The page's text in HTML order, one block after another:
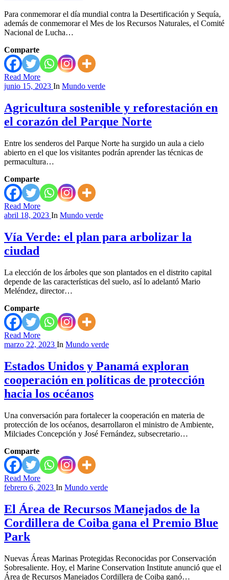
Para conmemorar el día mundial contra la Desertificación y Sequía,
además de conmemorar el Mes de los Recursos Naturales, el Comité
Nacional de Lucha…
Comparte
Read More
junio 15, 2023 In Mundo verde
Agricultura sostenible y reforestación en
el corazón del Parque Norte
Entre los senderos del Parque Norte ha surgido un aula a cielo
abierto en el que los visitantes podrán aprender las técnicas de
permacultura…
Comparte
Read More
abril 18, 2023 In Mundo verde
Vía Verde: el plan para arbolizar la
ciudad
La elección de los árboles que son plantados en el distrito capital
depende de las características del suelo, así lo adelantó Mario
Meléndez, director…
Comparte
Read More
marzo 22, 2023 In Mundo verde
Estados Unidos y Panamá exploran
cooperación en políticas de protección
hacia los océanos
Una conversación para fortalecer la cooperación en materia de
protección de los océanos, desarrollaron el ministro de Ambiente,
Milciades Concepción y José Fernández, subsecretario…
Comparte
Read More
febrero 6, 2023 In Mundo verde
El Área de Recursos Manejados de la
Cordillera de Coiba gana el Premio Blue
Park
Nuevas Áreas Marinas Protegidas Reconocidas por Conservación
Sobresaliente. Hoy, el Marine Conservation Institute anunció que el
Área de Recursos Manejados Cordillera de Coiba ganó…